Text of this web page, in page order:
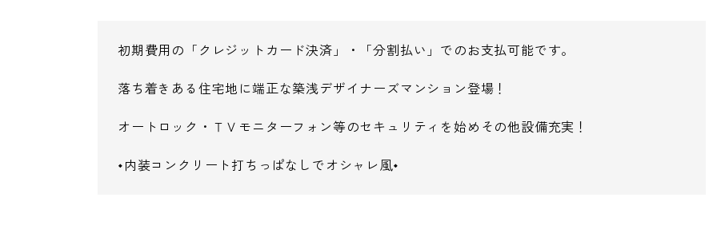
初期費用の「クレジットカード決済」・「分割払い」でのお支払可能です。
落ち着きある住宅地に端正な築浅デザイナーズマンション登場！
オートロック・ＴＶモニターフォン等のセキュリティを始めその他設備充実！
◆内装コンクリート打ちっぱなしでオシャレ風◆